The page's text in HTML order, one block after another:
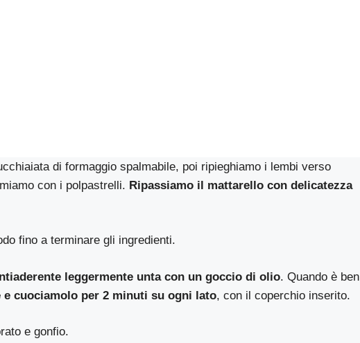
di formaggio spalmabile, poi ripieghiamo i lembi verso
con i polpastrelli. Ripassiamo il mattarello con delicatezza
fino a terminare gli ingredienti.
leggermente unta con un goccio di olio. Quando è ben
e cuociamolo per 2 minuti su ogni lato, con il coperchio inserito.
e gonfio.